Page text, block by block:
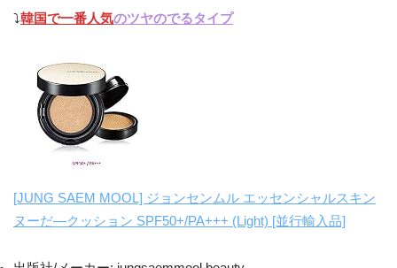
⤵︎韓国で一番人気のツヤのでるタイプ
[JUNG SAEM MOOL] ジョンセンムル エッセンシャルスキン
ヌーだ―クッション SPF50+/PA+++ (Light) [並行輸入品]